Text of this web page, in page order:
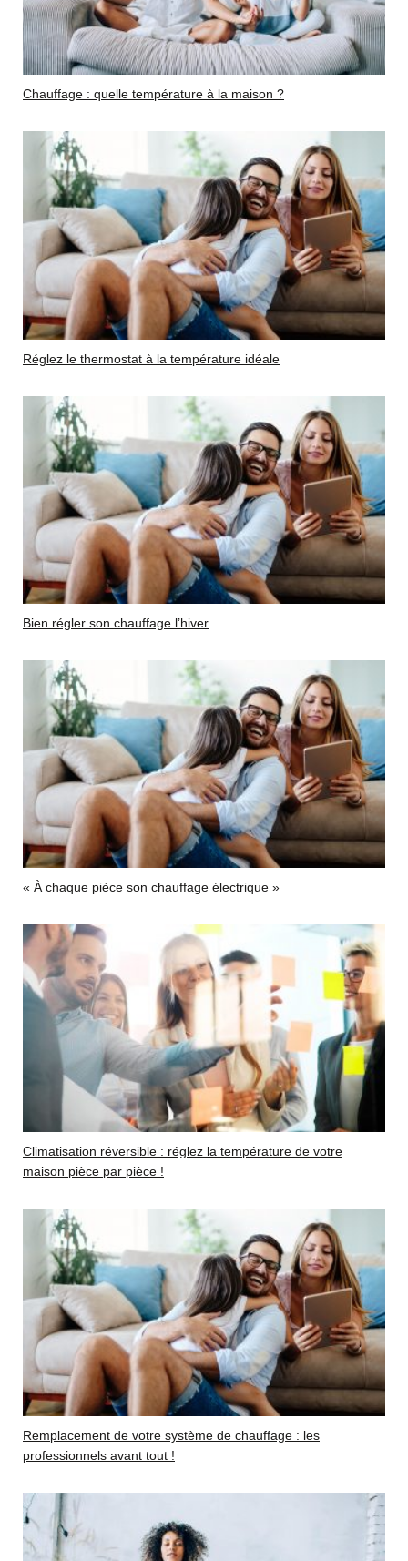
Chauffage : quelle température à la maison ?
Réglez le thermostat à la température idéale
Bien régler son chauffage l’hiver
« À chaque pièce son chauffage électrique »
Climatisation réversible : réglez la température de votre
maison pièce par pièce !
Remplacement de votre système de chauffage : les
professionnels avant tout !